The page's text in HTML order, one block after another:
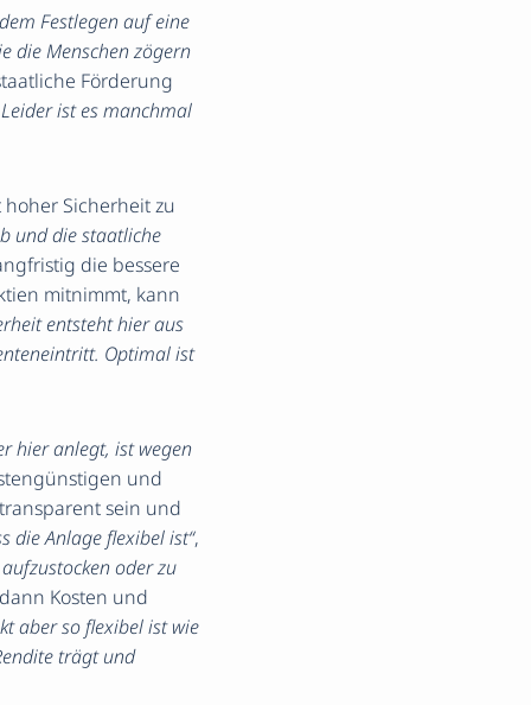
Festlegen auf eine
die Menschen zögern
Förderung
ist es manchmal
Sicherheit zu
und die staatliche
die bessere
mitnimmt, kann
entsteht hier aus
Optimal ist
hier anlegt, ist wegen
und
sein und
die Anlage flexibel ist“,
oder zu
Kosten und
aber so flexibel ist wie
trägt und